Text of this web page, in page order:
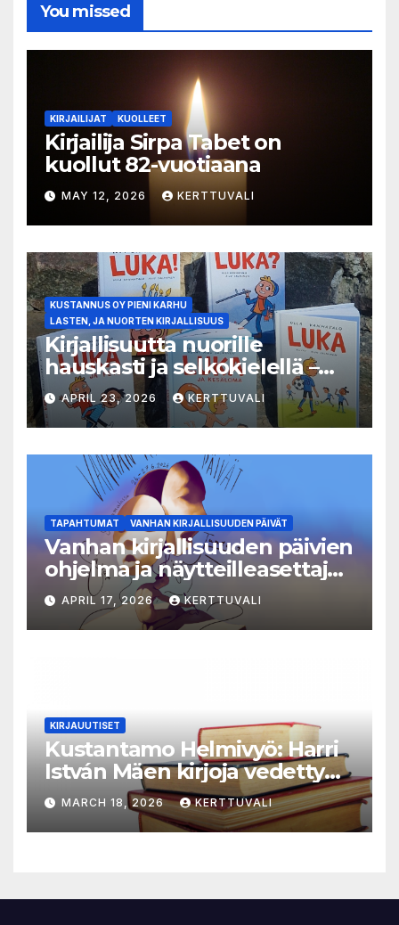
You missed
KIRJAILIJAT KUOLLEET
Kirjailija Sirpa Tabet on
kuollut 82-vuotiaana
MAY 12, 2026 KERTTUVALI
KUSTANNUS OY PIENI KARHU
LASTEN, JA NUORTEN KIRJALLISUUS
Kirjallisuutta nuorille
hauskasti ja selkokielellä –
Luka-sarjasta viides osa
APRIL 23, 2026 KERTTUVALI
TAPAHTUMAT VANHAN KIRJALLISUUDEN PÄIVÄT
Vanhan kirjallisuuden päivien
ohjelma ja näytteilleasettajat
julkistettu
APRIL 17, 2026 KERTTUVALI
KIRJAUUTISET
Kustantamo Helmivyö: Harri
István Mäen kirjoja vedetty
myynnistä
MARCH 18, 2026 KERTTUVALI